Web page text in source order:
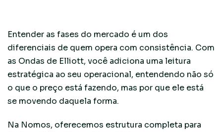
Entender as fases do mercado é um dos
diferenciais de quem opera com consistência. Com
as Ondas de Elliott, você adiciona uma leitura
estratégica ao seu operacional, entendendo não só
o que o preço está fazendo, mas por que ele está
se movendo daquela forma.
Na Nomos, oferecemos estrutura completa para